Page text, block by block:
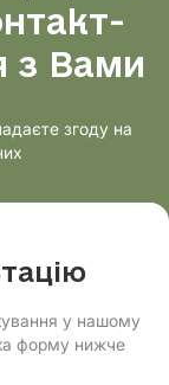
з Вами
згоду на
у нашому
форму нижче